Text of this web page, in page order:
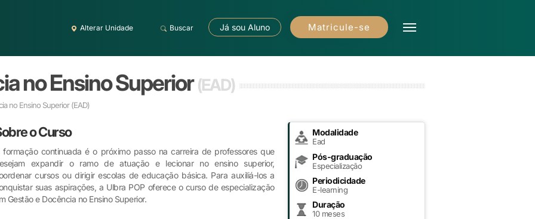
Alterar Unidade Buscar Já sou Aluno Matricule-se
no Ensino Superior(EAD)
no Ensino Superior(EAD)
o Curso
formação continuada é o próximo passo na carreira de professores que
expandir o ramo de atuação e lecionar no ensino superior,
cursos ou dirigir escolas de educação básica. Para auxiliá-los a
suas aspirações, a Ulbra POP oferece o curso de especialização
Gestão e Docência no Ensino Superior.
Modalidade
Ead
Pós-graduação
Especialização
Periodicidade
E-learning
Duração
10 meses